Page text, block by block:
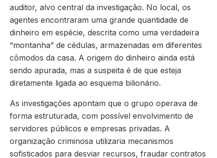
auditor, alvo central da investigação. No local, os
agentes encontraram uma grande quantidade de
dinheiro em espécie, descrita como uma verdadeira
“montanha” de cédulas, armazenadas em diferentes
cômodos da casa. A origem do dinheiro ainda está
sendo apurada, mas a suspeita é de que esteja
diretamente ligada ao esquema bilionário.
As investigações apontam que o grupo operava de
forma estruturada, com possível envolvimento de
servidores públicos e empresas privadas. A
organização criminosa utilizaria mecanismos
sofisticados para desviar recursos, fraudar contratos